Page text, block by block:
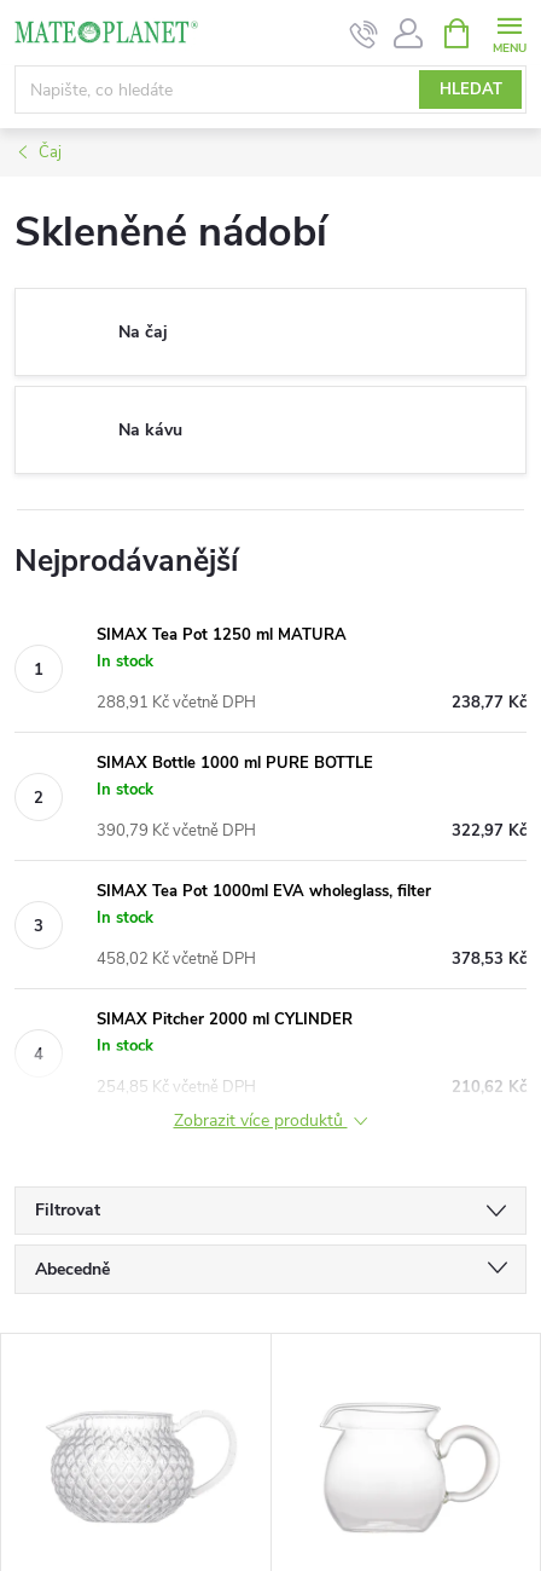
na
obsah
HLEDAT
NÁKUPNÍ
KOŠÍK
Čaj
Skleněné nádobí
Na čaj
Na kávu
Nejprodávanější
SIMAX Tea Pot 1250 ml MATURA
In stock
238,77 Kč
288,91 Kč včetně DPH
SIMAX Bottle 1000 ml PURE BOTTLE
In stock
322,97 Kč
390,79 Kč včetně DPH
SIMAX Tea Pot 1000ml EVA wholeglass, filter
In stock
378,53 Kč
458,02 Kč včetně DPH
SIMAX Pitcher 2000 ml CYLINDER
In stock
210,62 Kč
254,85 Kč včetně DPH
Zobrazit více produktů
Filtrovat
Ř
a
Abecedně
Nejprodávanější